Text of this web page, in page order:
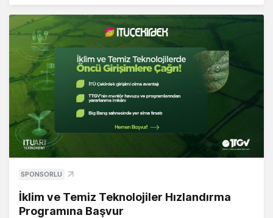
SPONSORLU
İklim ve Temiz Teknolojiler Hızlandırma
Programına Başvur